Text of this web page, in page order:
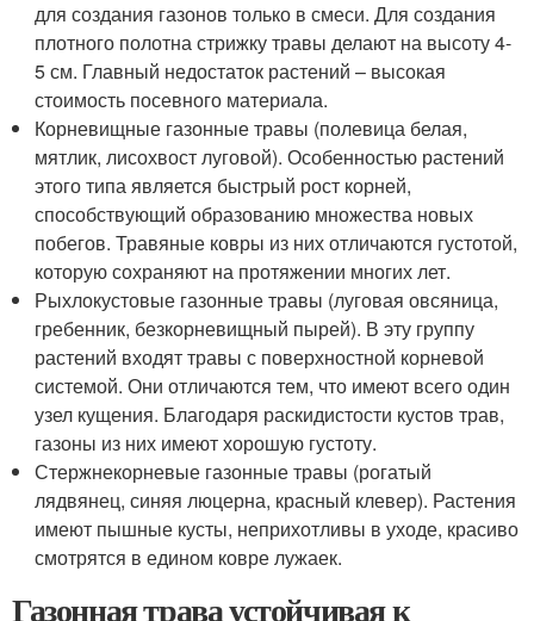
для создания газонов только в смеси. Для создания
плотного полотна стрижку травы делают на высоту 4-
5 см. Главный недостаток растений – высокая
стоимость посевного материала.
Корневищные газонные травы (полевица белая,
мятлик, лисохвост луговой). Особенностью растений
этого типа является быстрый рост корней,
способствующий образованию множества новых
побегов. Травяные ковры из них отличаются густотой,
которую сохраняют на протяжении многих лет.
Рыхлокустовые газонные травы (луговая овсяница,
гребенник, безкорневищный пырей). В эту группу
растений входят травы с поверхностной корневой
системой. Они отличаются тем, что имеют всего один
узел кущения. Благодаря раскидистости кустов трав,
газоны из них имеют хорошую густоту.
Стержнекорневые газонные травы (рогатый
лядвянец, синяя люцерна, красный клевер). Растения
имеют пышные кусты, неприхотливы в уходе, красиво
смотрятся в едином ковре лужаек.
Газонная трава устойчивая к